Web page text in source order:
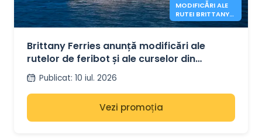
MODIFICĂRI ALE
RUTEI BRITTANY
FERRIES
Brittany Ferries anunță modificări ale
rutelor de feribot și ale curselor din
toamna anului 2026
Publicat: 10 iul. 2026
Vezi promoția